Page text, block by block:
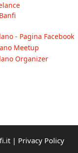
| Privacy Policy